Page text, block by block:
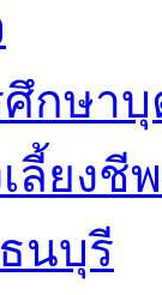
กษาบุ
ลี้ยง
นบุรี